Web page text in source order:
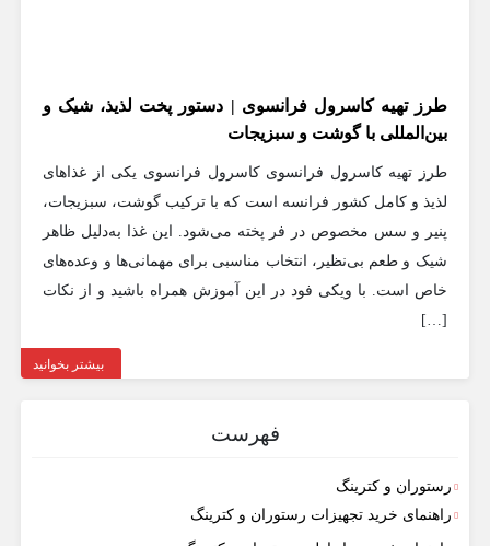
طرز تهیه کاسرول فرانسوی | دستور پخت لذیذ، شیک و
بین‌المللی با گوشت و سبزیجات
طرز تهیه کاسرول فرانسوی کاسرول فرانسوی یکی از غذاهای
لذیذ و کامل کشور فرانسه است که با ترکیب گوشت، سبزیجات،
پنیر و سس مخصوص در فر پخته می‌شود. این غذا به‌دلیل ظاهر
شیک و طعم بی‌نظیر، انتخاب مناسبی برای مهمانی‌ها و وعده‌های
خاص است. با ویکی فود در این آموزش همراه باشید و از نکات
[…]
بیشتر بخوانید
فهرست
رستوران و کترینگ
راهنمای خرید تجهیزات رستوران و کترینگ